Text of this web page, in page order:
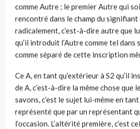
comme Autre ; le premier Autre qui
rencontré dans le champ du
radicalement, c’est-à-dire autre que
qu’il introduit l’Autre comme tel dans
comme séparé de cette inscription
Ce A, en tant qu’extérieur à S2 qu’il
de A, c’est-à-dire la même chose que
savons, c’est le sujet lui-même en
représenté que par un représentant
l’occasion. L’altérité première, c’est